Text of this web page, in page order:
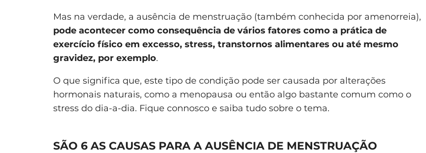
Mas na verdade, a ausência de menstruação (também conhecida por amenorreia),
pode acontecer como consequência de vários fatores como a prática de
exercício físico em excesso, stress, transtornos alimentares ou até mesmo
gravidez, por exemplo.
O que significa que, este tipo de condição pode ser causada por alterações
hormonais naturais, como a menopausa ou então algo bastante comum como o
stress do dia-a-dia. Fique connosco e saiba tudo sobre o tema.
SÃO 6 AS CAUSAS PARA A AUSÊNCIA DE MENSTRUAÇÃO